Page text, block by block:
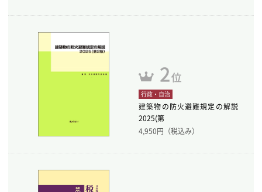
行政・自治
建築物の防火避難規定の解説
2025(第
4,950円（税込み）